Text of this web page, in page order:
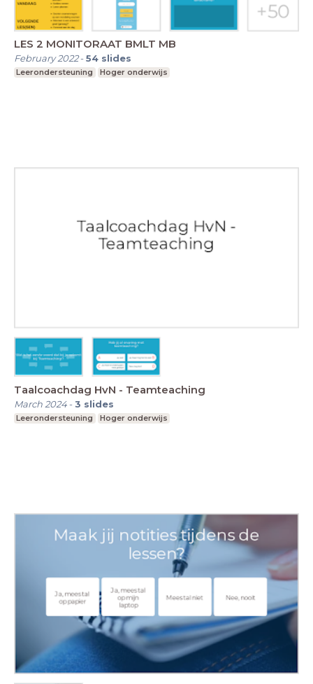
LES 2 MONITORAAT BMLT MB
February 2022-54 slides
Leerondersteuning Hoger onderwijs
Taalcoachdag HvN - Teamteaching
March 2024-3 slides
Leerondersteuning Hoger onderwijs